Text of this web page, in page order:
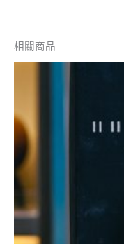
相關商品